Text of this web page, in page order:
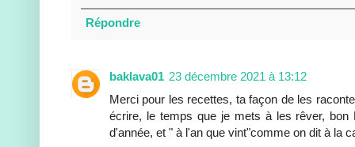
Répondre
baklava01 23 décembre 2021 à 13:12
Merci pour les recettes, ta façon de les
écrire, le temps que je mets à les rêver, bon
d'année, et " à l'an que vint"comme on dit à la